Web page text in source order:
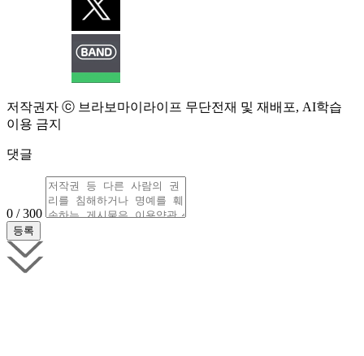
저작권자 ⓒ 브라보마이라이프 무단전재 및 재배포, AI학습
이용 금지
댓글
0 / 300